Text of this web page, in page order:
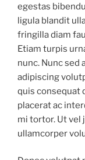
egestas
ligula blandit
fringilla diam
Etiam turpis
nunc. Nunc sed
adipiscing
quis consequat
placerat ac
mi tortor. Ut vel
ullamcorper